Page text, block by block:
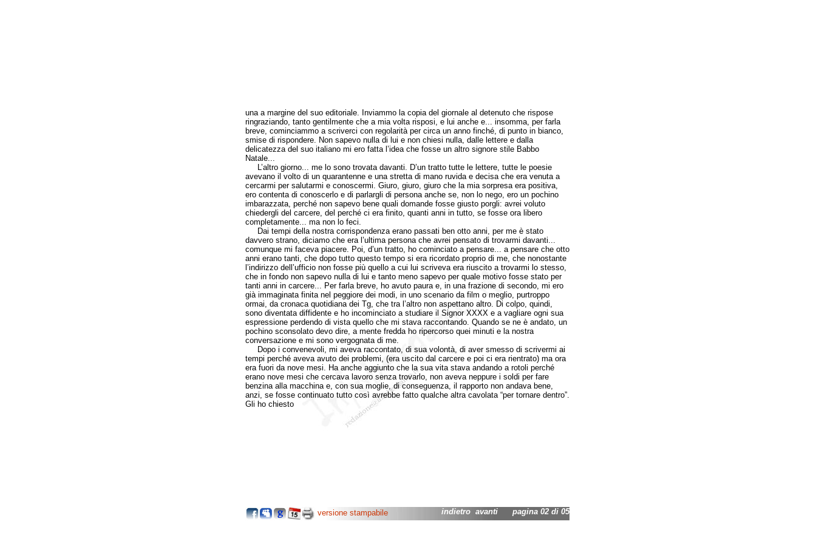
una a margine del suo editoriale. Inviammo la copia del giornale al detenuto che rispose
ringraziando, tanto gentilmente che a mia volta risposi, e lui anche e... insomma, per farla
breve, cominciammo a scriverci con regolarità per circa un anno finché, di punto in bianco,
smise di rispondere. Non sapevo nulla di lui e non chiesi nulla, dalle lettere e dalla
delicatezza del suo italiano mi ero fatta l’idea che fosse un altro signore stile Babbo
Natale...
L’altro giorno... me lo sono trovata davanti. D’un tratto tutte le lettere, tutte le poesie
avevano il volto di un quarantenne e una stretta di mano ruvida e decisa che era venuta a
cercarmi per salutarmi e conoscermi. Giuro, giuro, giuro che la mia sorpresa era positiva,
ero contenta di conoscerlo e di parlargli di persona anche se, non lo nego, ero un pochino
imbarazzata, perché non sapevo bene quali domande fosse giusto porgli: avrei voluto
chiedergli del carcere, del perché ci era finito, quanti anni in tutto, se fosse ora libero
completamente... ma non lo feci.
Dai tempi della nostra corrispondenza erano passati ben otto anni, per me è stato
davvero strano, diciamo che era l’ultima persona che avrei pensato di trovarmi davanti...
comunque mi faceva piacere. Poi, d’un tratto, ho cominciato a pensare... a pensare che otto
anni erano tanti, che dopo tutto questo tempo si era ricordato proprio di me, che nonostante
l’indirizzo dell’ufficio non fosse più quello a cui lui scriveva era riuscito a trovarmi lo stesso,
che in fondo non sapevo nulla di lui e tanto meno sapevo per quale motivo fosse stato per
tanti anni in carcere... Per farla breve, ho avuto paura e, in una frazione di secondo, mi ero
già immaginata finita nel peggiore dei modi, in uno scenario da film o meglio, purtroppo
ormai, da cronaca quotidiana dei Tg, che tra l’altro non aspettano altro. Di colpo, quindi,
sono diventata diffidente e ho incominciato a studiare il Signor XXXX e a vagliare ogni sua
espressione perdendo di vista quello che mi stava raccontando. Quando se ne è andato, un
pochino sconsolato devo dire, a mente fredda ho ripercorso quei minuti e la nostra
conversazione e mi sono vergognata di me.
Dopo i convenevoli, mi aveva raccontato, di sua volontà, di aver smesso di scrivermi ai
tempi perché aveva avuto dei problemi, (era uscito dal carcere e poi ci era rientrato) ma ora
era fuori da nove mesi. Ha anche aggiunto che la sua vita stava andando a rotoli perché
erano nove mesi che cercava lavoro senza trovarlo, non aveva neppure i soldi per fare
benzina alla macchina e, con sua moglie, di conseguenza, il rapporto non andava bene,
anzi, se fosse continuato tutto così avrebbe fatto qualche altra cavolata “per tornare dentro”.
Gli ho chiesto
versione stampabile indietro avantipagina 02 di 05